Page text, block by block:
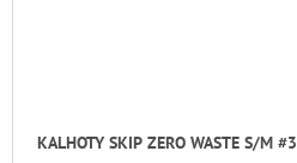
KALHOTY SKIP ZERO WASTE S/M #3